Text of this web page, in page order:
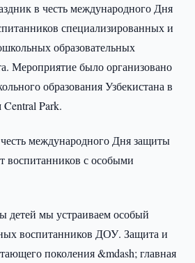
в честь международного Дня
специализированных и
образовательных
Мероприятие было организовано
образования Узбекистана в
Central Park.
международного Дня защиты
воспитанников с особыми
детей мы устраиваем особый
воспитанников ДОУ. Защита и
поколения &mdash; главная